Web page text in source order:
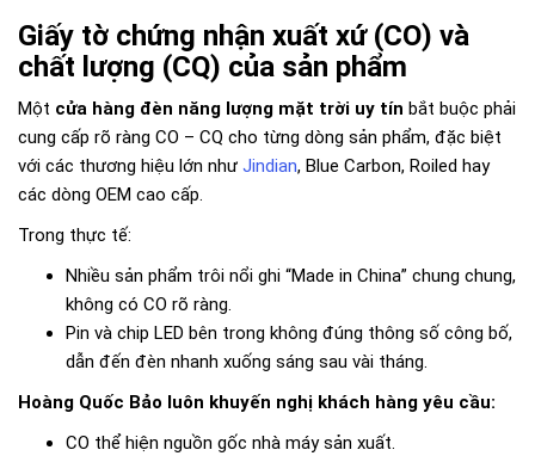
Giấy tờ chứng nhận xuất xứ (CO) và
chất lượng (CQ) của sản phẩm
Một cửa hàng đèn năng lượng mặt trời uy tín bắt buộc phải
cung cấp rõ ràng CO – CQ cho từng dòng sản phẩm, đặc biệt
với các thương hiệu lớn như Jindian, Blue Carbon, Roiled hay
các dòng OEM cao cấp.
Trong thực tế:
Nhiều sản phẩm trôi nổi ghi “Made in China” chung chung,
không có CO rõ ràng.
Pin và chip LED bên trong không đúng thông số công bố,
dẫn đến đèn nhanh xuống sáng sau vài tháng.
Hoàng Quốc Bảo luôn khuyến nghị khách hàng yêu cầu:
CO thể hiện nguồn gốc nhà máy sản xuất.